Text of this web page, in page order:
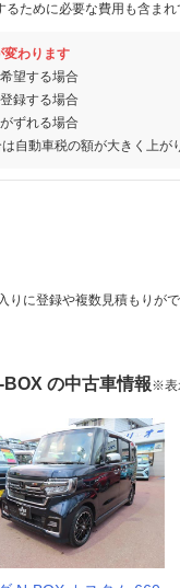
ために必要な費用も含まれ
変わります
望する場合
録する場合
ずれる場合
自動車税の額が大きく上が
りに登録や複数見積もりが
の中古車情報※表